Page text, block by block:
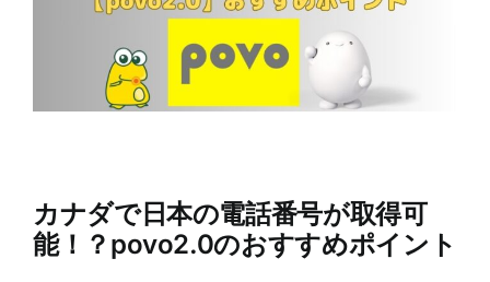
カナダで日本の電話番号が取得可
能！？povo2.0のおすすめポイント